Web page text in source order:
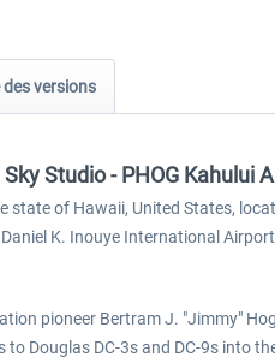
versions
Studio - PHOG Kahului
state of Hawaii, United States,
K. Inouye International
pioneer Bertram J. "Jimmy"
Douglas DC-3s and DC-9s into